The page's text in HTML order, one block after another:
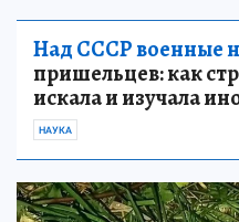
Над СССР военные
пришельцев: как
искала и изучала
НАУКА